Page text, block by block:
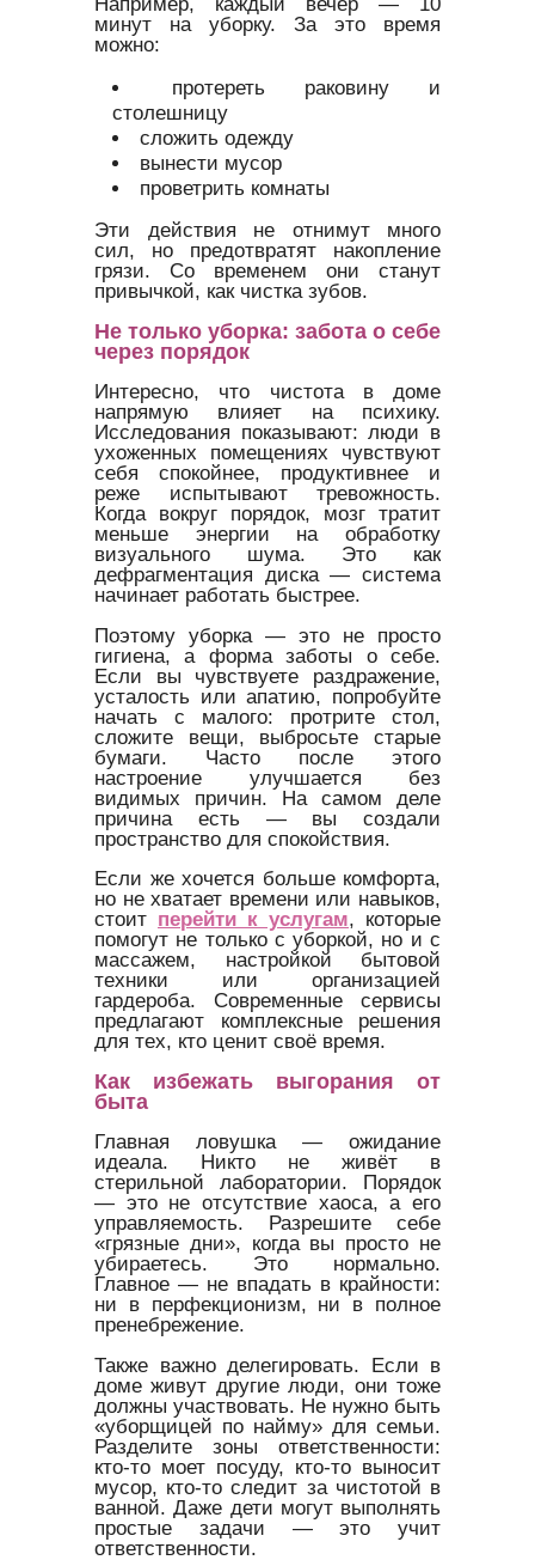
минут на уборку. За это время
можно:
протереть раковину и
столешницу
сложить одежду
вынести мусор
проветрить комнаты
Эти действия не отнимут много
сил, но предотвратят накопление
грязи. Со временем они станут
привычкой, как чистка зубов.
Не только уборка: забота о себе
через порядок
Интересно, что чистота в доме
напрямую влияет на психику.
Исследования показывают: люди в
ухоженных помещениях чувствуют
себя спокойнее, продуктивнее и
реже испытывают тревожность.
Когда вокруг порядок, мозг тратит
меньше энергии на обработку
визуального шума. Это как
дефрагментация диска — система
начинает работать быстрее.
Поэтому уборка — это не просто
гигиена, а форма заботы о себе.
Если вы чувствуете раздражение,
усталость или апатию, попробуйте
начать с малого: протрите стол,
сложите вещи, выбросьте старые
бумаги. Часто после этого
настроение улучшается без
видимых причин. На самом деле
причина есть — вы создали
пространство для спокойствия.
Если же хочется больше комфорта,
но не хватает времени или навыков,
стоит перейти к услугам, которые
помогут не только с уборкой, но и с
массажем, настройкой бытовой
техники или организацией
гардероба. Современные сервисы
предлагают комплексные решения
для тех, кто ценит своё время.
Как избежать выгорания от
быта
Главная ловушка — ожидание
идеала. Никто не живёт в
стерильной лаборатории. Порядок
— это не отсутствие хаоса, а его
управляемость. Разрешите себе
«грязные дни», когда вы просто не
убираетесь. Это нормально.
Главное — не впадать в крайности:
ни в перфекционизм, ни в полное
пренебрежение.
Также важно делегировать. Если в
доме живут другие люди, они тоже
должны участвовать. Не нужно быть
«уборщицей по найму» для семьи.
Разделите зоны ответственности:
кто-то моет посуду, кто-то выносит
мусор, кто-то следит за чистотой в
ванной. Даже дети могут выполнять
простые задачи — это учит
ответственности.